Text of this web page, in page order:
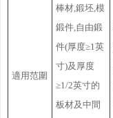
適用范圍
棒材,鍛坯,模
鍛件,自由鍛
件(厚度≥1英
寸)及厚度
≥1/2英寸的
板材及中間